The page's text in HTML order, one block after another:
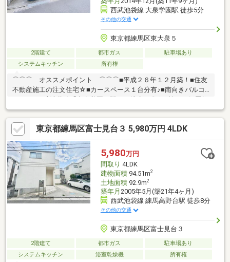
西武池袋線 大泉学園駅 徒歩5分
その他の交通
東京都練馬区東大泉５
2階建て 都市ガス
駐車場あり
システムキッチン
所有権
⌒⌒⌒ オススメポイント ⌒⌒⌒■平成２６年１２月築！■住友
不動産施工の注文住宅☆■カースペース１台分有♪■南向きバルコ
居専用地域内の住宅街です！＼ ご覧頂きまして誠にありがとう
ございます ／練馬区・西東京市の不動産購入や売却は、福屋不
動産販売 石神井公園へお任せください。お問合せ・ご来店をスタ
ッフ一同心よりお待ちしております。
東京都練馬区富士見台３ 5,980万円 4LDK
5,980万円
間取り 4LDK
建物面積94.51m2
土地面積92.9m2
築年月 2005年5月(築21年4ヶ月)
西武池袋線 練馬高野台駅 徒歩8分
その他の交通
東京都練馬区富士見台３
2階建て 都市ガス
駐車場あり
システムキッチン
浴室乾燥機 所有権